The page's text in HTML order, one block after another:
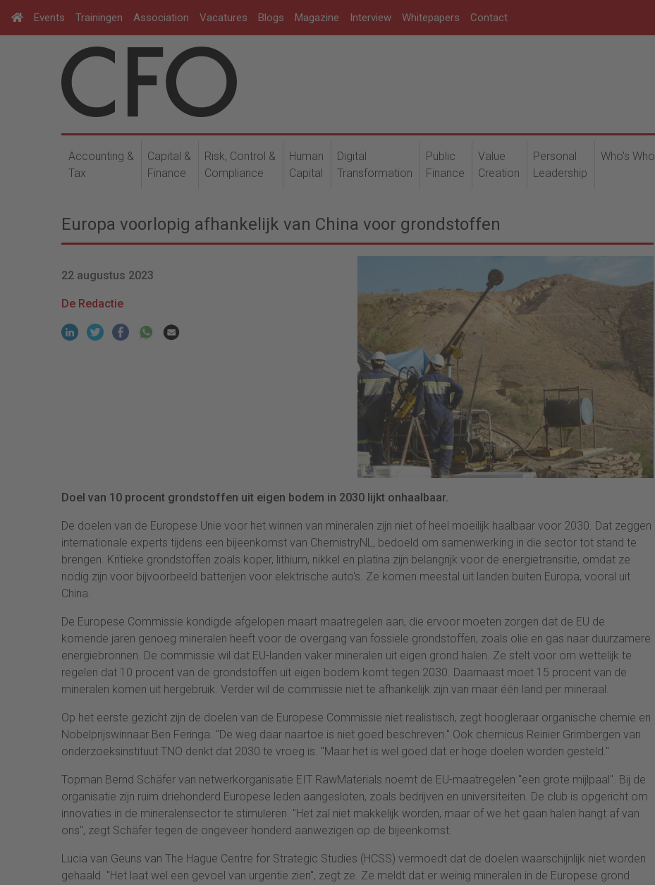
Events Trainingen Association Vacatures Blogs Magazine Interview Whitepapers Contact
Accounting &
Tax
Capital &
Finance
Risk, Control &
Compliance
Human
Capital
Digital
Transformation
Public
Finance
Value
Creation
Personal
Leadership
Who's Who
Europa voorlopig afhankelijk van China voor grondstoffen
22 augustus 2023
De Redactie
Doel van 10 procent grondstoffen uit eigen bodem in 2030 lijkt onhaalbaar.
De doelen van de Europese Unie voor het winnen van mineralen zijn niet of heel moeilijk haalbaar voor 2030. Dat zeggen
internationale experts tijdens een bijeenkomst van ChemistryNL, bedoeld om samenwerking in die sector tot stand te
brengen. Kritieke grondstoffen zoals koper, lithium, nikkel en platina zijn belangrijk voor de energietransitie, omdat ze
nodig zijn voor bijvoorbeeld batterijen voor elektrische auto's. Ze komen meestal uit landen buiten Europa, vooral uit
China.
De Europese Commissie kondigde afgelopen maart maatregelen aan, die ervoor moeten zorgen dat de EU de
komende jaren genoeg mineralen heeft voor de overgang van fossiele grondstoffen, zoals olie en gas naar duurzamere
energiebronnen. De commissie wil dat EU-landen vaker mineralen uit eigen grond halen. Ze stelt voor om wettelijk te
regelen dat 10 procent van de grondstoffen uit eigen bodem komt tegen 2030. Daarnaast moet 15 procent van de
mineralen komen uit hergebruik. Verder wil de commissie niet te afhankelijk zijn van maar één land per mineraal.
Op het eerste gezicht zijn de doelen van de Europese Commissie niet realistisch, zegt hoogleraar organische chemie en
Nobelprijswinnaar Ben Feringa. "De weg daar naartoe is niet goed beschreven." Ook chemicus Reinier Grimbergen van
onderzoeksinstituut TNO denkt dat 2030 te vroeg is. "Maar het is wel goed dat er hoge doelen worden gesteld."
Topman Bernd Schäfer van netwerkorganisatie EIT RawMaterials noemt de EU-maatregelen "een grote mijlpaal". Bij de
organisatie zijn ruim driehonderd Europese leden aangesloten, zoals bedrijven en universiteiten. De club is opgericht om
innovaties in de mineralensector te stimuleren. "Het zal niet makkelijk worden, maar of we het gaan halen hangt af van
ons", zegt Schäfer tegen de ongeveer honderd aanwezigen op de bijeenkomst.
Lucia van Geuns van The Hague Centre for Strategic Studies (HCSS) vermoedt dat de doelen waarschijnlijk niet worden
gehaald. "Het laat wel een gevoel van urgentie zien", zegt ze. Ze meldt dat er weinig mineralen in de Europese grond